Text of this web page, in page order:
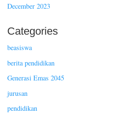
December 2023
Categories
beasiswa
berita pendidikan
Generasi Emas 2045
jurusan
pendidikan